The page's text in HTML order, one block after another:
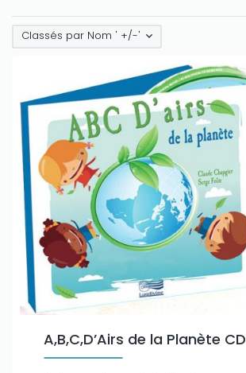
Classés par Nom ' +/-'
A,B,C,D’Airs de la Planète CD